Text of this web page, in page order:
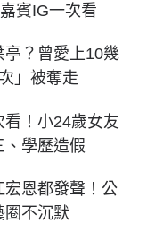
賓IG一次看
？曾愛上10幾
」被奪走
！小24歲女友
、學歷造假
恩都發聲！公
不沉默